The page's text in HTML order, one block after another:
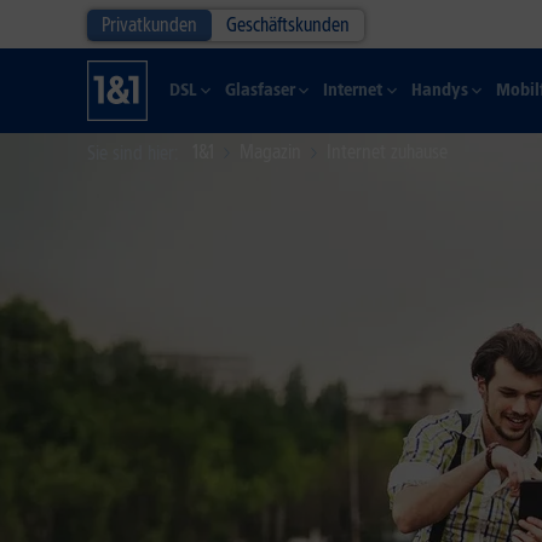
Privatkunden Geschäftskunden
DSL Glasfaser Internet Handys